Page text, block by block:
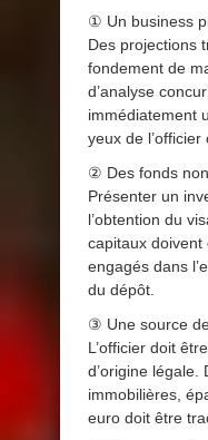
① Un business
Des projections
fondement de
d’analyse
immédiatement
yeux de l’officier
② Des fonds
Présenter un
l’obtention du
capitaux
engagés dans
du dépôt.
③ Une source
L’officier doit
d’origine légale.
immobilières,
euro doit être